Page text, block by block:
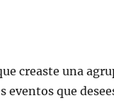
creaste una
eventos que